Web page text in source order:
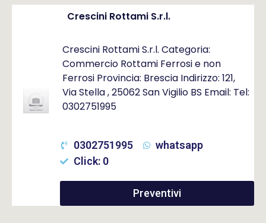
Crescini Rottami S.r.l.
Crescini Rottami S.r.l. Categoria:
Commercio Rottami Ferrosi e non
Ferrosi Provincia: Brescia Indirizzo: 121,
Via Stella , 25062 San Vigilio BS Email: Tel:
0302751995
0302751995
whatsapp
Click: 0
Preventivi